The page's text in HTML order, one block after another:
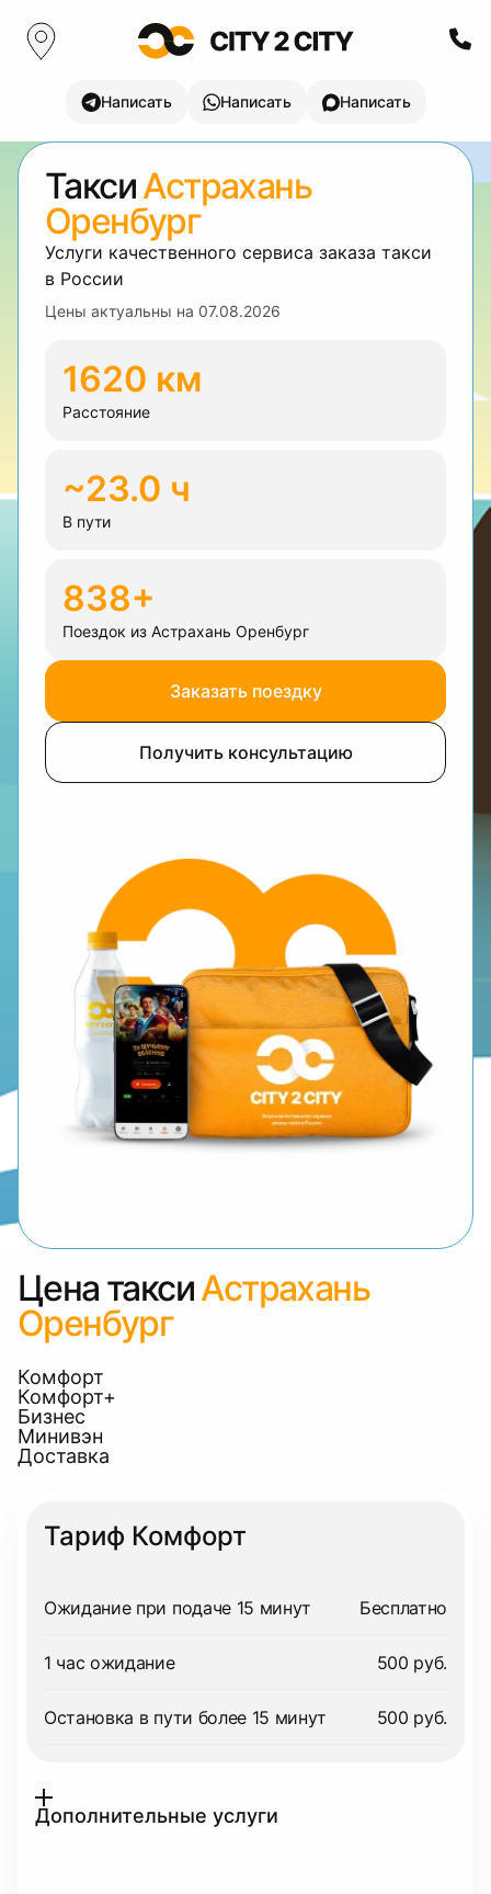
Написать Написать Написать
ТаксиАстрахань
Оренбург
Услуги качественного сервиса заказа такси
в России
Цены актуальны на 07.08.2026
1620 км
Расстояние
~23.0 ч
В пути
838+
Поездок из Астрахань Оренбург
Заказать поездку
Получить консультацию
Цена таксиАстрахань
Оренбург
Комфорт
Комфорт+
Бизнес
Минивэн
Доставка
Тариф Комфорт
Ожидание при подаче 15 минут Бесплатно
1 час ожидание 500 руб.
Остановка в пути более 15 минут 500 руб.
Дополнительные услуги